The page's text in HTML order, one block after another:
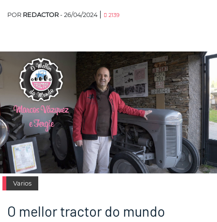
POR REDACTOR - 26/04/2024| 2139
Varios
O mellor tractor do mundo